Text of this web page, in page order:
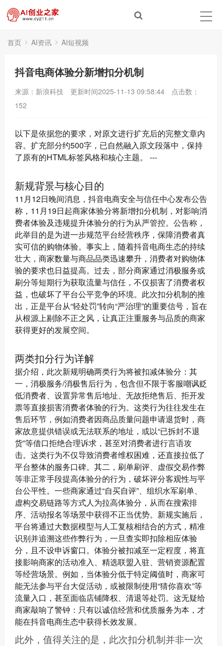
首页 AI资讯 AI短视频
抖音电商体验分新增扣分机制
来源：新浪科技 更新时间2025-11-13 09:58:44
点击数：
152
以下是依据您的要求，对原文进行扩充后的完整文章内
容。扩充部分约500字，已自然融入原文段落中，保持
了原有的HTML标签风格和核心主题。 ---
新规背景与核心目的
11月12日晚间消息，抖音电商安全与信任中心发布公告
称，11月19日起商家体验分将新增扣分机制，对影响消
费者体验及违规提升体验分的行为从严管控。公告称，
此举目的是为进一步规范平台经营秩序，保障消费者真
实可信的购物体验。事实上，随着抖音电商生态的持续
壮大，商家数量与商品品类迅速攀升，消费者对购物体
验的要求也日益提高。过去，部分商家通过消极服务或
刷分等短期行为获取流量与信任，不仅损害了消费者权
益，也破坏了平台公平竞争的环境。此次扣分机制的推
出，正是平台从“轻处罚”转向“严治理”的重要信号，旨在
从根源上剔除不正之风，让真正注重服务与品质的商家
获得更好的发展空间。
两类扣分行为详解
据介绍，此次新规明确两类行为将被扣减体验分：其
一，消极服务/消极售后行为，包含但不限于客服嘲讽贬
低消费者、设置异常售后地址、无故拒绝售后、拒开发
票等直接损害消费者体验的行为。这类行为往往发生在
售后环节，例如消费者因商品质量问题申请退货时，商
家故意提供错误或无法联系的地址，或以“已拆封不退
货”等借口拒绝合理诉求，甚至对消费者进行言语攻
击。这类行为不仅导致消费者维权困难，还直接拉低了
平台整体的服务口碑。其二，刷单刷评、虚假交易作弊
等非正常手段提高体验分的行为，破坏评分客观性与平
台公平性。一些商家通过“自买自评”、组织水军刷单、
虚构交易链路等方式人为拉高体验分，从而在搜索排
序、活动报名等场景中获得不正当优势。新规实施后，
平台将通过大数据模型与人工复核相结合的方式，精准
识别并追溯这些作弊行为，一旦查实即扣除相应体验
分，且不设申诉窗口。体验分被扣减至一定程度，将直
接影响商家的活动准入、精选联盟入驻、营销资源配置
等经营场景。例如，当体验分低于特定阈值时，商家可
能无法参与平台大促活动，或被限制使用“猜你喜欢”等
流量入口，甚至面临店铺降权、清退等处罚。这无疑给
商家敲响了警钟：只有以诚信经营和优质服务为本，才
能在抖音电商生态中获得长效发展。
此外，值得关注的是，此次扣分机制并非一次